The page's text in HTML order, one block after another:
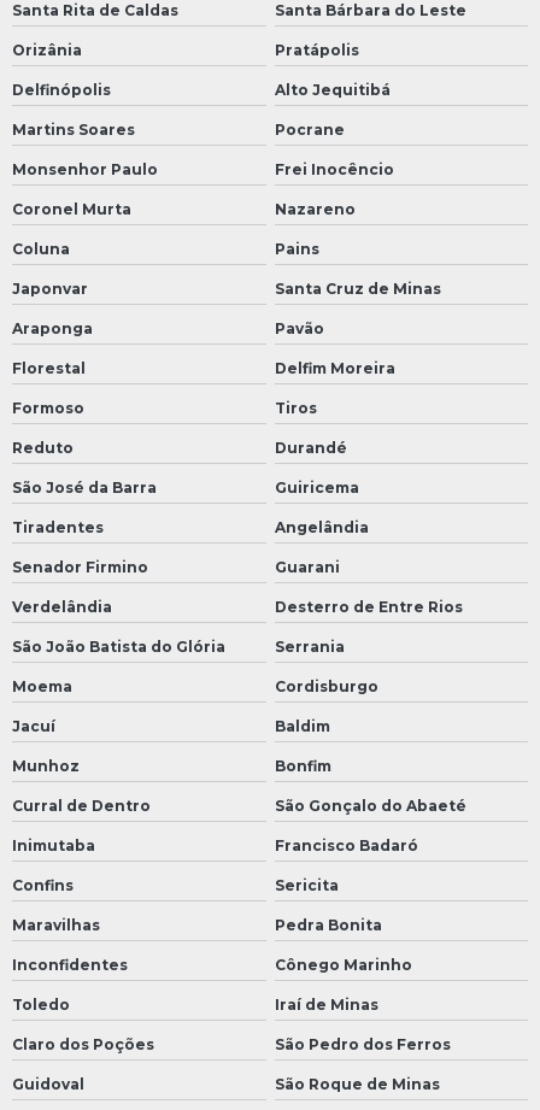
Santa Rita de Caldas Santa Bárbara do Leste
Orizânia Pratápolis
Delfinópolis Alto Jequitibá
Martins Soares Pocrane
Monsenhor Paulo Frei Inocêncio
Coronel Murta Nazareno
Coluna Pains
Japonvar Santa Cruz de Minas
Araponga Pavão
Florestal Delfim Moreira
Formoso Tiros
Reduto Durandé
São José da Barra Guiricema
Tiradentes Angelândia
Senador Firmino Guarani
Verdelândia Desterro de Entre Rios
São João Batista do Glória Serrania
Moema Cordisburgo
Jacuí Baldim
Munhoz Bonfim
Curral de Dentro São Gonçalo do Abaeté
Inimutaba Francisco Badaró
Confins Sericita
Maravilhas Pedra Bonita
Inconfidentes Cônego Marinho
Toledo Iraí de Minas
Claro dos Poções São Pedro dos Ferros
Guidoval São Roque de Minas